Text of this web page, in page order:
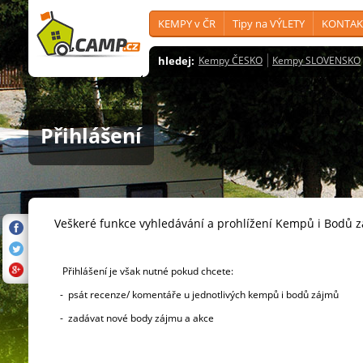
KEMPY v ČR Tipy na VÝLETY
hledej: Kempy ČESKO Kempy SLOVENSKO
Přihlášení
Veškeré funkce vyhledávání a prohlížení Kempů i
Přihlášení je však nutné pokud chcete:
- psát recenze/ komentáře u jednotlivých kempů i bodů zájmů
- zadávat nové body zájmu a akce